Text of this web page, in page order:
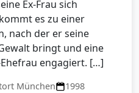
Ex-Frau sich
es zu einer
nach der er seine
bringt und eine
engagiert. […]
München 1998